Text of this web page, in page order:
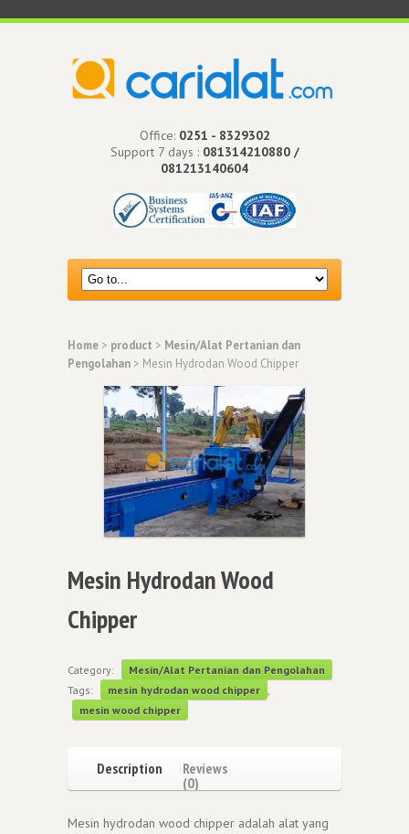
Office: 0251 - 8329302
Support 7 days : 081314210880 /
081213140604
Home > product > Mesin/Alat Pertanian dan
Pengolahan > Mesin Hydrodan Wood Chipper
Mesin Hydrodan Wood
Chipper
Category:
Mesin/Alat Pertanian dan Pengolahan
Tags:
mesin hydrodan wood chipper
mesin wood chipper
Description
Reviews
(0)
Mesin hydrodan wood chipper adalah alat yang